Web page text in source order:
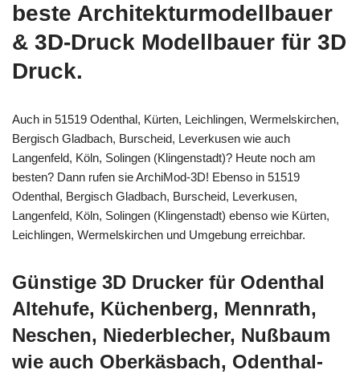
beste Architekturmodellbauer
& 3D-Druck Modellbauer für 3D
Druck.
Auch in 51519 Odenthal, Kürten, Leichlingen, Wermelskirchen,
Bergisch Gladbach, Burscheid, Leverkusen wie auch
Langenfeld, Köln, Solingen (Klingenstadt)? Heute noch am
besten? Dann rufen sie ArchiMod-3D! Ebenso in 51519
Odenthal, Bergisch Gladbach, Burscheid, Leverkusen,
Langenfeld, Köln, Solingen (Klingenstadt) ebenso wie Kürten,
Leichlingen, Wermelskirchen und Umgebung erreichbar.
Günstige 3D Drucker für Odenthal
Altehufe, Küchenberg, Mennrath,
Neschen, Niederblecher, Nußbaum
wie auch Oberkäsbach, Odenthal-